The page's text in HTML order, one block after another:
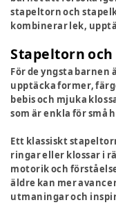
stapeltorn och
kombinerar lek,
Stapeltorn
För de yngsta
upptäcka former,
bebis och mjuka
som är enkla för små
Ett klassiskt
ringar eller klossar i
motorik och
äldre kan mer
utmaningar och